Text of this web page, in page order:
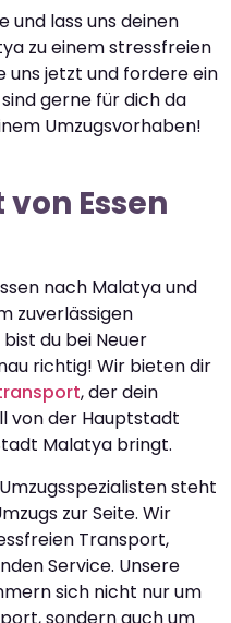
und lass uns deinen
zu einem stressfreien
uns jetzt und fordere ein
gerne für dich da
Umzugsvorhaben!
Essen
nach Malatya und
zuverlässigen
du bei Neuer
richtig! Wir bieten dir
, der dein
von der Hauptstadt
Malatya bringt.
steht
zur Seite. Wir
Transport,
Service. Unsere
sich nicht nur um
sondern auch um